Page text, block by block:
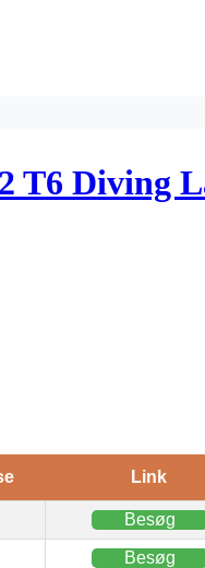
T6 Diving
Link
Besøg
Besøg